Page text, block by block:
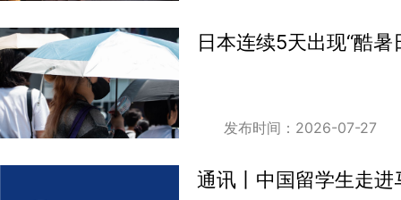
日本连续5天出现“酷
发布时间：2026-07-27
通讯丨中国留学生走